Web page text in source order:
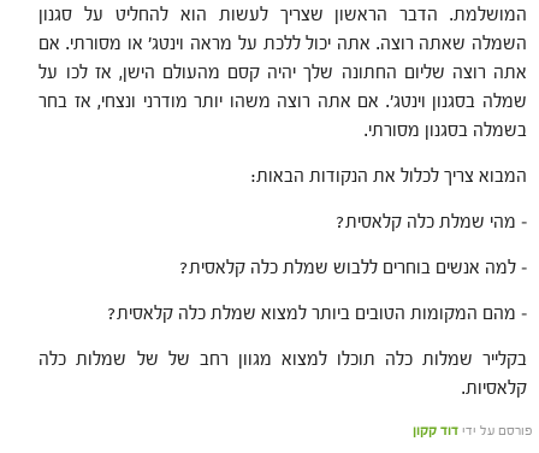
המושלמת. הדבר הראשון שצריך לעשות הוא להחליט על סגנון
השמלה שאתה רוצה. אתה יכול ללכת על מראה וינטג' או מסורתי. אם
אתה רוצה שליום החתונה שלך יהיה קסם מהעולם הישן, אז לכו על
שמלה בסגנון וינטג'. אם אתה רוצה משהו יותר מודרני ונצחי, אז בחר
בשמלה בסגנון מסורתי.
המבוא צריך לכלול את הנקודות הבאות:
– מהי שמלת כלה קלאסית?
– למה אנשים בוחרים ללבוש שמלת כלה קלאסית?
– מהם המקומות הטובים ביותר למצוא שמלת כלה קלאסית?
בקלייר שמלות כלה תוכלו למצוא מגוון רחב של של שמלות כלה
קלאסיות.
פורסם על ידי דוד קקון